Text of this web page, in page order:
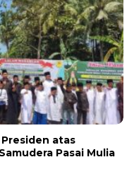
atas
Pasai Mulia